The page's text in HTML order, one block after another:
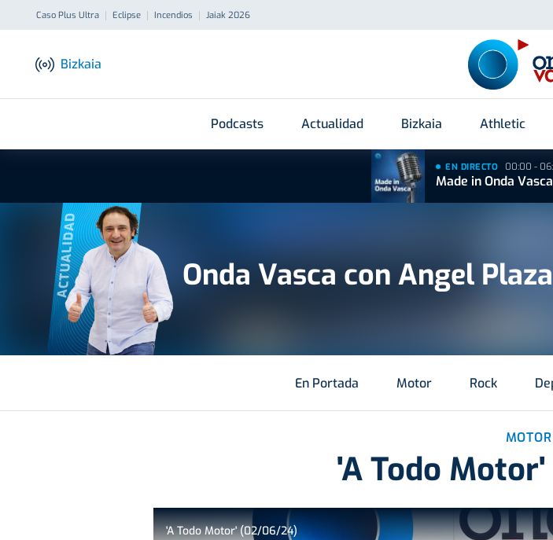
Caso Plus Ultra Eclipse Incendios Jaiak 2026
Bizkaia
Podcasts Actualidad Bizkaia Athletic
EN DIRECTO 00:00 -
Made in Onda Vasca
ACTUALIDAD Onda Vasca con Angel Plaza
En Portada Motor Rock
MOTOR
'A Todo
'A Todo Motor' (02/06/24)